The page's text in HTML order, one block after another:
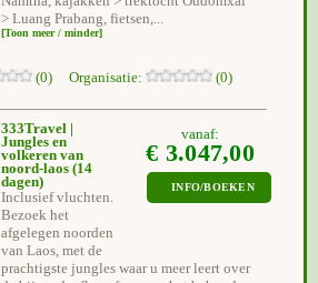
> Luang Prabang, fietsen,...
[Toon meer / minder]
(0) Organisatie: (0)
vanaf:
€ 3.047,00
INFO/BOEKEN
333Travel |
Jungles en
volkeren van
noord-laos (14
dagen)
Inclusief vluchten.
Bezoek het
afgelegen noorden
van Laos, met de
prachtigste jungles waar u meer leert over